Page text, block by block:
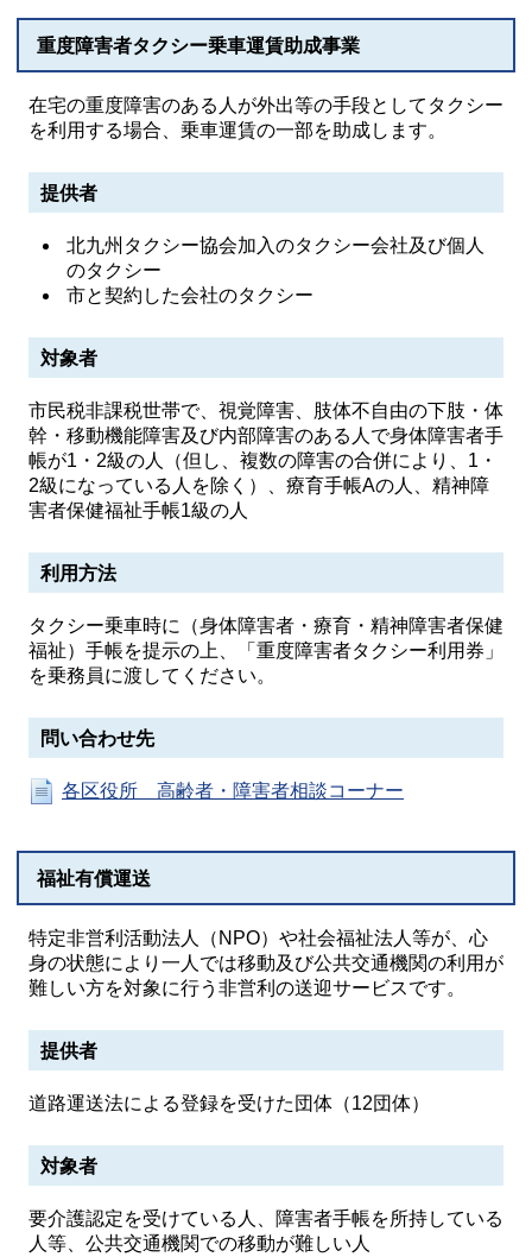
重度障害者タクシー乗車運賃助成事業
在宅の重度障害のある人が外出等の手段としてタクシー
を利用する場合、乗車運賃の一部を助成します。
提供者
北九州タクシー協会加入のタクシー会社及び個人
のタクシー
市と契約した会社のタクシー
対象者
市民税非課税世帯で、視覚障害、肢体不自由の下肢・体
幹・移動機能障害及び内部障害のある人で身体障害者手
帳が1・2級の人（但し、複数の障害の合併により、1・
2級になっている人を除く）、療育手帳Aの人、精神障
害者保健福祉手帳1級の人
利用方法
タクシー乗車時に（身体障害者・療育・精神障害者保健
福祉）手帳を提示の上、「重度障害者タクシー利用券」
を乗務員に渡してください。
問い合わせ先
各区役所 高齢者・障害者相談コーナー
福祉有償運送
特定非営利活動法人（NPO）や社会福祉法人等が、心
身の状態により一人では移動及び公共交通機関の利用が
難しい方を対象に行う非営利の送迎サービスです。
提供者
道路運送法による登録を受けた団体（12団体）
対象者
要介護認定を受けている人、障害者手帳を所持している
人等、公共交通機関での移動が難しい人